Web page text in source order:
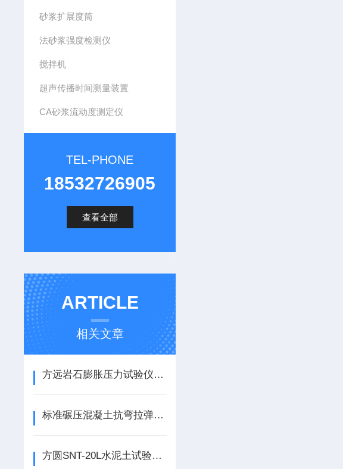
砂浆扩展度筒
法砂浆强度检测仪
搅拌机
超声传播时间测量装置
CA砂浆流动度测定仪
TEL-PHONE
18532726905
查看全部
ARTICLE
相关文章
方远岩石膨胀压力试验仪、膨胀压力试验仪操作与使用
标准碾压混凝土抗弯拉弹性模量试验装置构造原理
方圆SNT-20L水泥土试验用搅拌机